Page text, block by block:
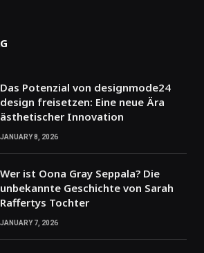
Das Potenzial von designmode24
design freisetzen: Eine neue Ära
ästhetischer Innovation
JANUARY 8, 2026
Wer ist Oona Gray Seppala? Die
unbekannte Geschichte von Sarah
Raffertys Tochter
JANUARY 7, 2026